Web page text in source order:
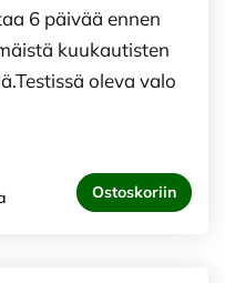
6 päivää ennen
kuukautisten
oleva valo
Ostoskoriin